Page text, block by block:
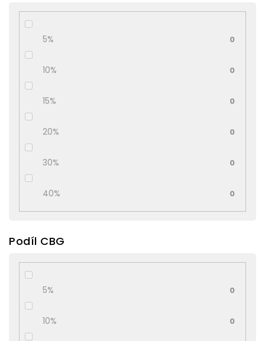
5% 0
10% 0
15% 0
20% 0
30% 0
40% 0
Podíl CBG
5% 0
10% 0